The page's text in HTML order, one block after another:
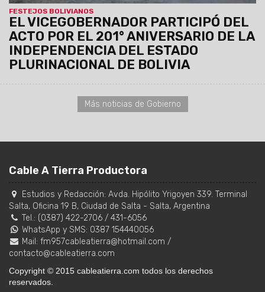
FESTEJOS BOLIVIANOS
EL VICEGOBERNADOR PARTICIPÓ DEL
ACTO POR EL 201° ANIVERSARIO DE LA
INDEPENDENCIA DEL ESTADO
PLURINACIONAL DE BOLIVIA
Más noticias de Gobierno
Cable A Tierra Productora
Estudios y Redacción: Avda. Hipólito Yrigoyen 339. Terminal
Salta, Oficina 19 B, Ciudad de Salta - Salta, Argentina
Tel.: (0387) 422-2706 / 431-6056
WhatsApp y SMS: 0387 154440056
Mail: fm957cableatierra@hotmail.com /
contacto@cableatierra.com
Copyright © 2015 cableatierra.com todos los derechos
reservados.